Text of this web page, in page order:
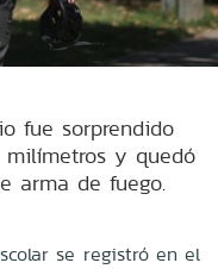
fue sorprendido
y quedó
arma de fuego.
se registró en el